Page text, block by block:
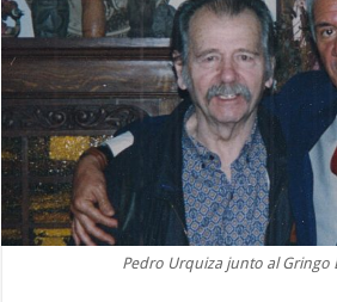
Pedro Urquiza junto al Gringo